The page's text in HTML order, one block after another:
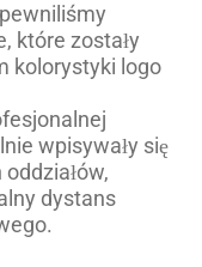
które zostały
kolorystyki logo
wpisywały się
dystans